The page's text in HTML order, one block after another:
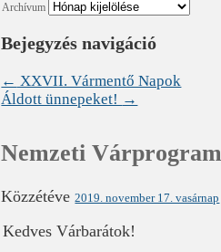
Archívum
Bejegyzés navigáció
← XXVII. Vármentő Napok
Áldott ünnepeket! →
Nemzeti Várprogram
Közzétéve2019. november 17. vasárnap
Kedves Várbarátok!